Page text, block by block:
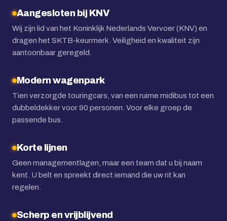
Aangesloten bij KNV
Wij zijn lid van het Koninklijk Nederlands Vervoer (KNV) en
dragen het SKTB-keurmerk. Veiligheid en kwaliteit zijn
aantoonbaar geregeld.
Modern wagenpark
Tien verzorgde touringcars, van een ruime midibus tot een
dubbeldekker voor 90 personen. Voor elke groep de
passende bus.
Korte lijnen
Geen managementlagen, maar een team dat u bij naam
kent. U belt en spreekt direct iemand die uw rit kan
regelen.
Scherp en vrijblijvend